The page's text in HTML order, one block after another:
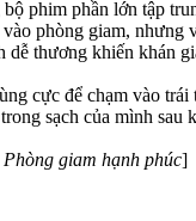
phim phần lớn tập
phòng giam,
dễ thương khiến khán
cực để chạm vào
sạch của mình
Phòng giam hạnh phúc]